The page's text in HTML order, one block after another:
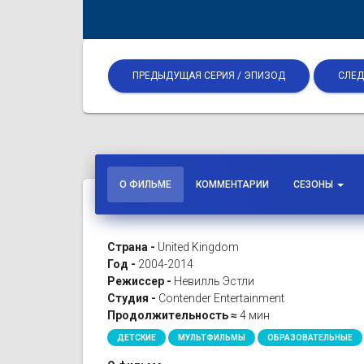
ПРЕДЫДУЩАЯ СЕРИЯ / ЭПИЗОД
О ФИЛЬМЕ КОММЕНТАРИИ СЕЗОНЫ
Страна - United Kingdom
Год - 2004-2014
Режиссер - Невилль Эстли
Студия - Contender Entertainment
Продолжительность ≈ 4 мин
ДЕТСКИЕ МУЛЬТФИЛЬМЫ ОБРАЗОВАТЕЛЬНЫЕ